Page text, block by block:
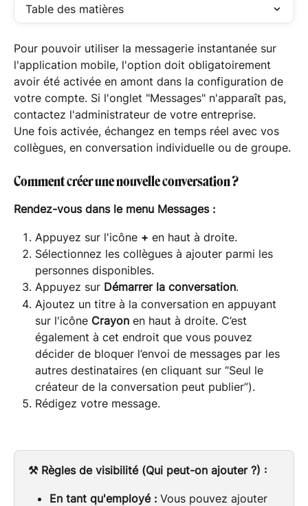
Table des matières
Pour pouvoir utiliser la messagerie instantanée sur
l'application mobile, l'option doit obligatoirement
avoir été activée en amont dans la configuration de
votre compte. Si l'onglet "Messages" n'apparaît pas,
contactez l'administrateur de votre entreprise.
Une fois activée, échangez en temps réel avec vos
collègues, en conversation individuelle ou de groupe.
Comment créer une nouvelle conversation ?
Rendez-vous dans le menu Messages :
Appuyez sur l'icône + en haut à droite.
Sélectionnez les collègues à ajouter parmi les
personnes disponibles.
Appuyez sur Démarrer la conversation.
Ajoutez un titre à la conversation en appuyant
sur l'icône Crayon en haut à droite. C’est
également à cet endroit que vous pouvez
décider de bloquer l’envoi de messages par les
autres destinataires (en cliquant sur “Seul le
créateur de la conversation peut publier”).
Rédigez votre message.
⚒️ Règles de visibilité (Qui peut-on ajouter ?) :
En tant qu'employé : Vous pouvez ajouter